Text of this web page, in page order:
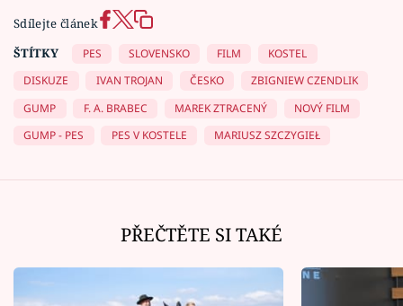
Sdílejte článek
ŠTÍTKY
PES SLOVENSKO FILM
KOSTEL
DISKUZE
IVAN TROJAN ČESKO
ZBIGNIEW CZENDLIK
GUMP
F. A. BRABEC MAREK ZTRACENÝ
NOVÝ FILM
GUMP - PES
PES V KOSTELE MARIUSZ SZCZYGIEŁ
PŘEČTĚTE SI TAKÉ